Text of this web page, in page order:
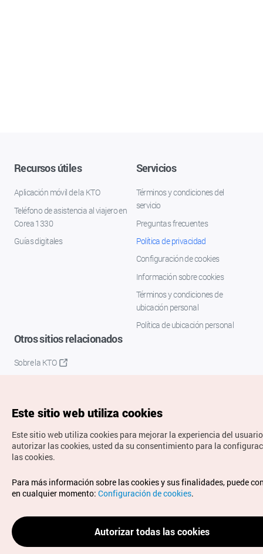
Recursos útiles
Aplicación móvil de la KTO
Teléfono de asistencia al viajero en
Corea 1330
Guías digitales
Servicios
Términos y condiciones del
servicio
Preguntas frecuentes
Política de privacidad
Configuración de cookies
Información sobre cookies
Términos y condiciones de
ubicación personal
Política de ubicación personal
Otros sitios relacionados
Sobre la KTO
Copyrights © Organización de Turismo de Corea. Todos los
derechos reservados.
Para informes de errores y cuestiones relacionadas con el
sitio web, dirija sus consultas al correoelectrónico oficial:
spanish@knto.or.kr
Este sitio web utiliza cookies
Este sitio web utiliza cookies para mejorar la experiencia del
autorizar las cookies, usted da su consentimiento para la
las cookies.
Para más información sobre las cookies y sus finalidades, puede
en cualquier momento: Configuración de cookies.
Autorizar todas las cookies